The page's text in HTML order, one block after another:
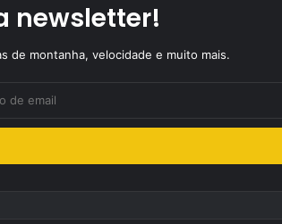
newsletter!
de montanha, velocidade e muito mais.